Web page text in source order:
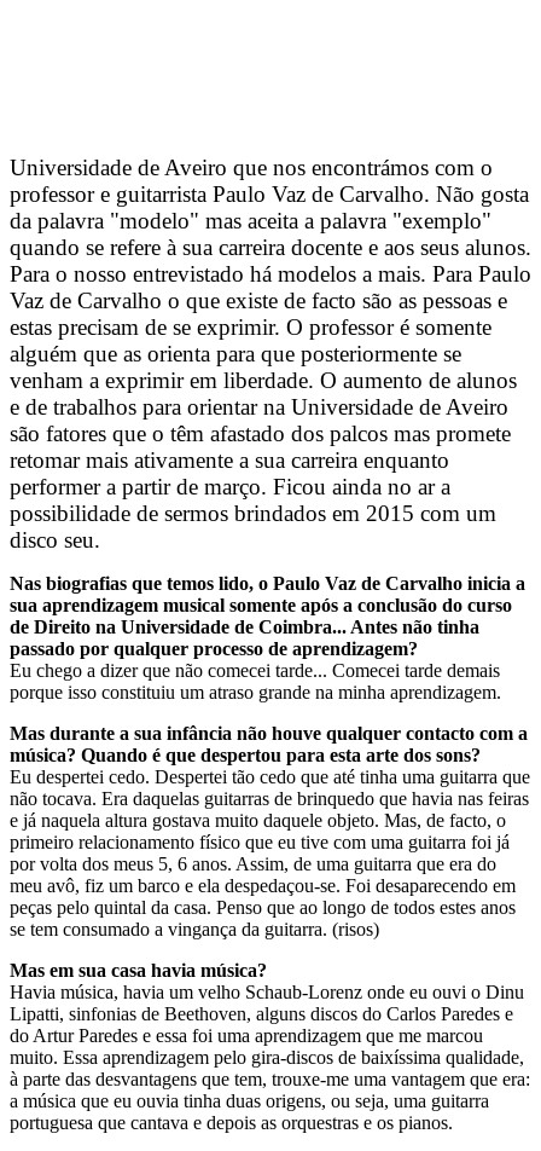
Universidade de Aveiro que nos encontrámos com o
professor e guitarrista Paulo Vaz de Carvalho. Não gosta
da palavra "modelo" mas aceita a palavra "exemplo"
quando se refere à sua carreira docente e aos seus alunos.
Para o nosso entrevistado há modelos a mais. Para Paulo
Vaz de Carvalho o que existe de facto são as pessoas e
estas precisam de se exprimir. O professor é somente
alguém que as orienta para que posteriormente se
venham a exprimir em liberdade. O aumento de alunos
e de trabalhos para orientar na Universidade de Aveiro
são fatores que o têm afastado dos palcos mas promete
retomar mais ativamente a sua carreira enquanto
performer a partir de março. Ficou ainda no ar a
possibilidade de sermos brindados em 2015 com um
disco seu.
Nas biografias que temos lido, o Paulo Vaz de Carvalho inicia a
sua aprendizagem musical somente após a conclusão do curso
de Direito na Universidade de Coimbra... Antes não tinha
passado por qualquer processo de aprendizagem?
Eu chego a dizer que não comecei tarde... Comecei tarde demais
porque isso constituiu um atraso grande na minha aprendizagem.
Mas durante a sua infância não houve qualquer contacto com a
música? Quando é que despertou para esta arte dos sons?
Eu despertei cedo. Despertei tão cedo que até tinha uma guitarra que
não tocava. Era daquelas guitarras de brinquedo que havia nas feiras
e já naquela altura gostava muito daquele objeto. Mas, de facto, o
primeiro relacionamento físico que eu tive com uma guitarra foi já
por volta dos meus 5, 6 anos. Assim, de uma guitarra que era do
meu avô, fiz um barco e ela despedaçou-se. Foi desaparecendo em
peças pelo quintal da casa. Penso que ao longo de todos estes anos
se tem consumado a vingança da guitarra. (risos)
Mas em sua casa havia música?
Havia música, havia um velho Schaub-Lorenz onde eu ouvi o Dinu
Lipatti, sinfonias de Beethoven, alguns discos do Carlos Paredes e
do Artur Paredes e essa foi uma aprendizagem que me marcou
muito. Essa aprendizagem pelo gira-discos de baixíssima qualidade,
à parte das desvantagens que tem, trouxe-me uma vantagem que era:
a música que eu ouvia tinha duas origens, ou seja, uma guitarra
portuguesa que cantava e depois as orquestras e os pianos.